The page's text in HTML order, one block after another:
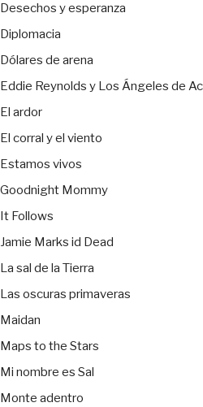
Desechos y esperanza
Diplomacia
Dólares de arena
Eddie Reynolds y Los Ángeles de
El ardor
El corral y el viento
Estamos vivos
Goodnight Mommy
It Follows
Jamie Marks id Dead
La sal de la Tierra
Las oscuras primaveras
Maidan
Maps to the Stars
Mi nombre es Sal
Monte adentro